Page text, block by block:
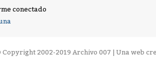
conectado
Copyright 2002-2019 Archivo 007 | Una web